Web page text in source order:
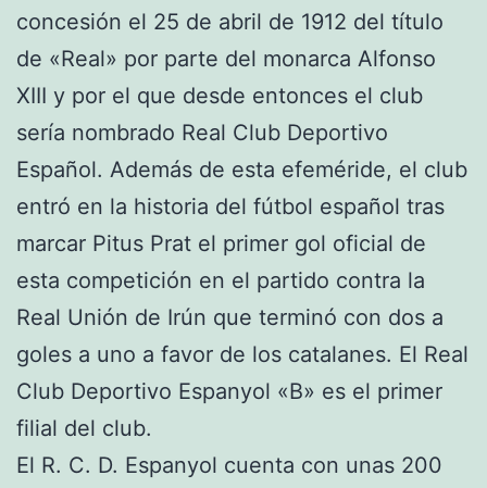
concesión el 25 de abril de 1912 del título
de «Real» por parte del monarca Alfonso
XIII y por el que desde entonces el club
sería nombrado Real Club Deportivo
Español. Además de esta efeméride, el club
entró en la historia del fútbol español tras
marcar Pitus Prat el primer gol oficial de
esta competición en el partido contra la
Real Unión de Irún que terminó con dos a
goles a uno a favor de los catalanes. El Real
Club Deportivo Espanyol «B» es el primer
filial del club.
El R. C. D. Espanyol cuenta con unas 200